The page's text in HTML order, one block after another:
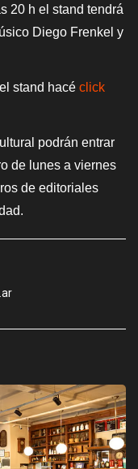
20 h el stand tendrá
Diego Frenkel y
stand hacé click
podrán entrar
de lunes a viernes
de editoriales